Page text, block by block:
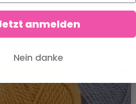
anmelden
Nein danke